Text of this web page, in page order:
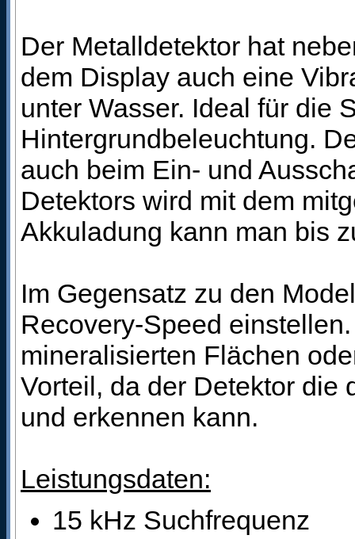
Der Metalldetektor hat
dem Display auch eine
unter Wasser. Ideal für die
Hintergrundbeleuchtung.
auch beim Ein- und
Detektors wird mit dem
Akkuladung kann man bis
Im Gegensatz zu den
Recovery-Speed
mineralisierten Flächen
Vorteil, da der Detektor die
und erkennen kann.
Leistungsdaten:
15 kHz Suchfrequenz